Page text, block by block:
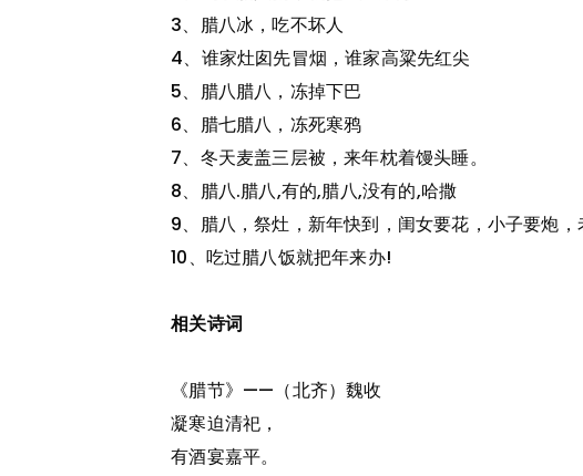
3、腊八冰，吃不坏人
4、谁家灶囱先冒烟，谁家高粱先红尖
5、腊八腊八，冻掉下巴
6、腊七腊八，冻死寒鸦
7、冬天麦盖三层被，来年枕着馒头睡。
8、腊八.腊八,有的,腊八,没有的,哈撒
9、腊八，祭灶，新年快到，闺女要花，小子要炮
10、吃过腊八饭就把年来办!
相关诗词
《腊节》——（北齐）魏收
凝寒迫清祀，
有酒宴嘉平。